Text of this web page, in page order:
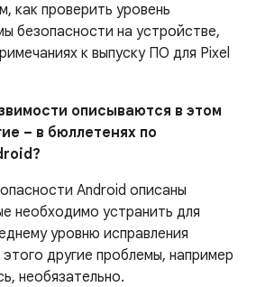
как проверить уровень
безопасности на устройстве,
к выпуску ПО для Pixel
описываются в этом
– в бюллетенях по
Android описаны
необходимо устранить для
уровню исправления
другие проблемы, например
необязательно.